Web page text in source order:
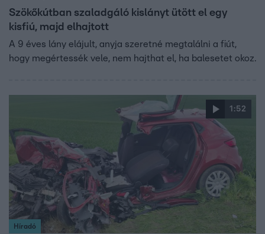
Szökőkútban szaladgáló kislányt ütött el egy
kisfiú, majd elhajtott
A 9 éves lány elájult, anyja szeretné megtalálni a fiút,
hogy megértessék vele, nem hajthat el, ha balesetet okoz.
1:52
Híradó